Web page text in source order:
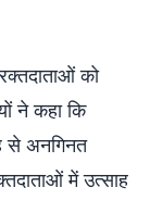
को
ने कहा कि
से अनगिनत
में उत्साह